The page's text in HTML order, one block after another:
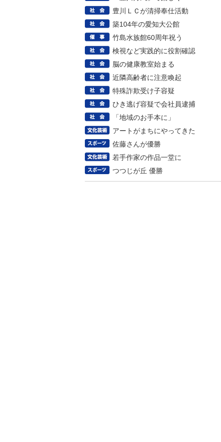
豊川ＬＣが清掃奉仕活動
築104年の愛知大公館
竹島水族館60周年祝う
検視など実践的に役割確認
脳の健康教室始まる
近隣高齢者に注意喚起
特殊詐欺受け子容疑
ひき逃げ容疑で会社員逮捕
「地域のお手本に」
アートがまちにやってきた
佐藤さんが優勝
若手作家の作品一堂に
つつじが丘 優勝